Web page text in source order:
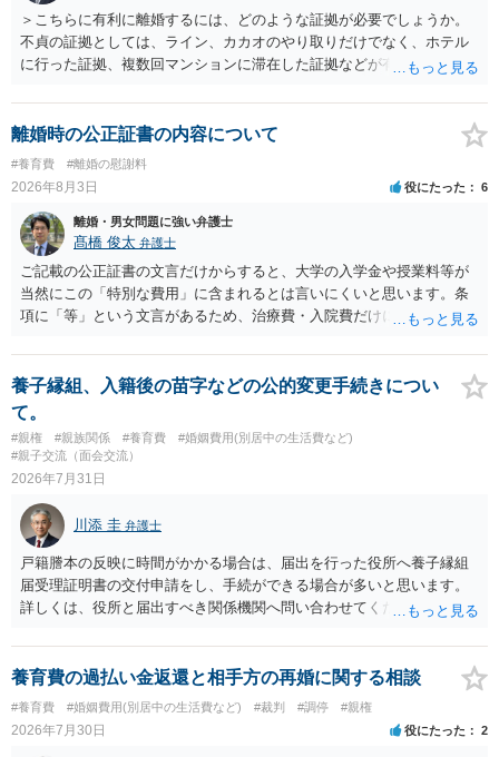
＞こちらに有利に離婚するには、どのような証拠が必要でしょうか。
不貞の証拠としては、ライン、カカオのやり取りだけでなく、ホテル
に行った証拠、複数回マンションに滞在した証拠などが有効です。 不
婚する、慰謝料をとるなど）ことができると思われます。 ただし、不
貞発覚後、長期間同居を続けると、不貞を許したとの評価につながる
離婚時の公正証書の内容について
#養育費 #離婚の慰謝料
2026年8月3日 役にたった 6
離婚・男女問題に強い弁護士
髙橋 俊太 弁護士
ご記載の公正証書の文言だけからすると、大学の入学金や授業料等が
当然にこの「特別な費用」に含まれるとは言いにくいと思います。条
項に「等」という文言があるため、治療費・入院費だけに限定される
れていますので、通常は、病気や事故によって臨時に必要となった医
療費その他これに類する特別支出を念頭に置いた条項と読むのが自然
です。したがって、大学の入学金、授業料、受験費用などの教育費に
ついてまで、「この条項があるから当然に半額を請求できる」とまで
は言いにくいと思われます。なお、通常、大学進学費用をどこまで負
担すべきかについては、離婚時の合意内容のほか、子どもの年齢、大
や費用などを踏まえて個別に検討することになります。公正証書の他
の条項において、養育費の終期についてどのように定められている
か、大学進学に関する定めの有無、「教育費」「進学費用」に関する
定めの有無等について確認する必要があると考えられます。
養子縁組、入籍後の苗字などの公的変更手続きについ
て。
#親権 #親族関係 #養育費
#婚姻費用(別居中の生活費など)
#親子交流（面会交流）
2026年7月31日
川添 圭 弁護士
戸籍謄本の反映に時間がかかる場合は、届出を行った役所へ養子縁組
届受理証明書の交付申請をし、手続ができる場合が多いと思います。
詳しくは、役所と届出すべき関係機関へ問い合わせてください。
養育費の過払い金返還と相手方の再婚に関する相談
#養育費 #婚姻費用(別居中の生活費など) #裁判 #調停 #親権
2026年7月30日 役にたった 2